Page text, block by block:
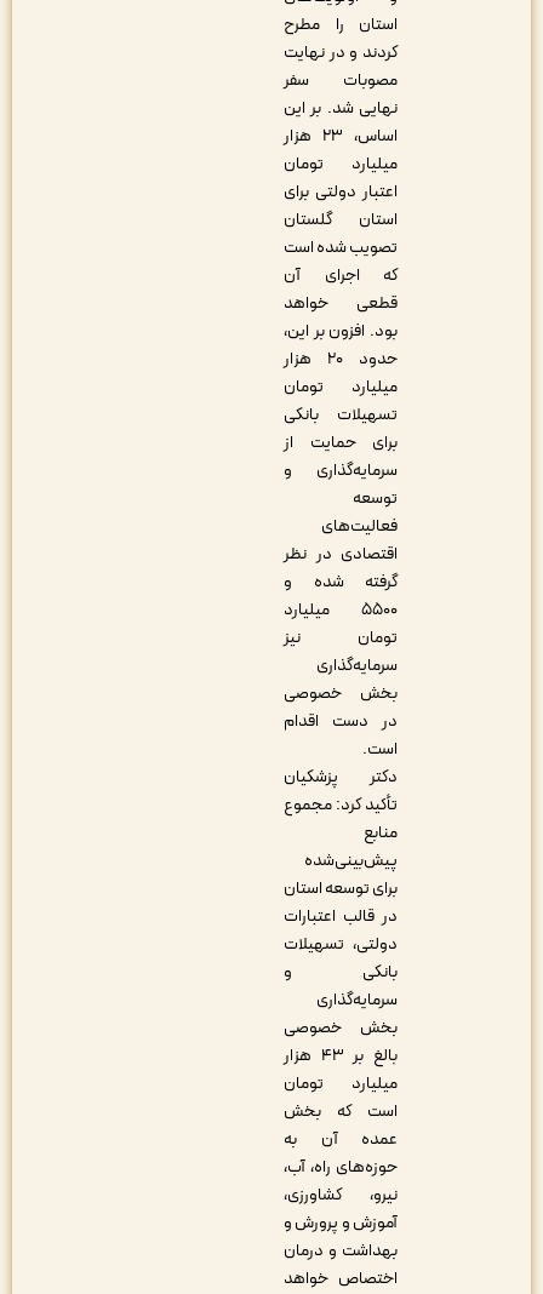
استان را مطرح
کردند و در نهایت
مصوبات سفر
نهایی شد. بر این
اساس، ۲۳ هزار
میلیارد تومان
اعتبار دولتی برای
استان گلستان
تصویب شده است
که اجرای آن
قطعی خواهد
بود. افزون بر این،
حدود ۲۰ هزار
میلیارد تومان
تسهیلات بانکی
برای حمایت از
سرمایه‌گذاری و
فعالیت‌های
اقتصادی در نظر
گرفته شده و
۵۵۰۰ میلیارد
تومان نیز
سرمایه‌گذاری
بخش خصوصی
در دست اقدام
دکتر پزشکیان
تأکید کرد: مجموع
پیش‌بینی‌شده
برای توسعه استان
در قالب اعتبارات
دولتی، تسهیلات
بانکی و
سرمایه‌گذاری
بخش خصوصی
بالغ بر ۴۳ هزار
میلیارد تومان
است که بخش
عمده آن به
حوزه‌های راه، آب،
نیرو، کشاورزی،
آموزش‌ و پرورش و
بهداشت و درمان
اختصاص خواهد